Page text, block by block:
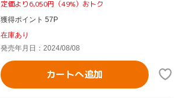
定価より6,050円（49%）おトク
獲得ポイント 57P
在庫あり
発売年月日：2024/08/08
カートへ追加